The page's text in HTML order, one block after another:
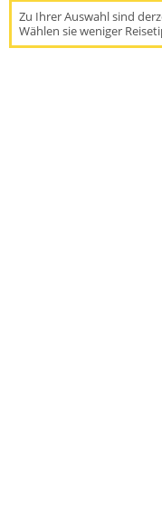
Zu Ihrer Auswahl sind
Wählen sie weniger